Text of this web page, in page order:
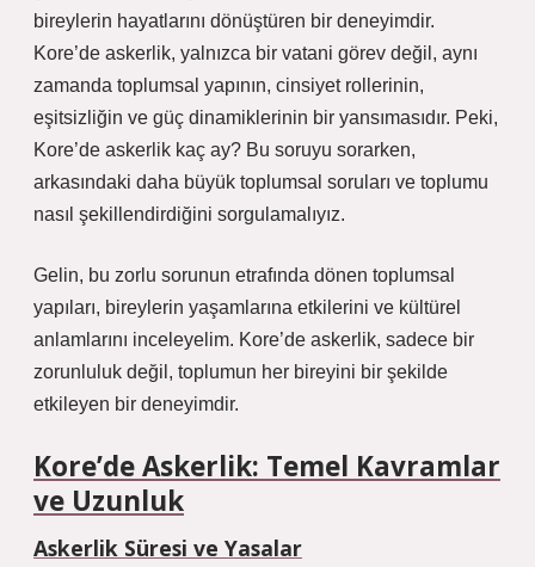
bireylerin hayatlarını dönüştüren bir deneyimdir.
Kore’de askerlik, yalnızca bir vatani görev değil, aynı
zamanda toplumsal yapının, cinsiyet rollerinin,
eşitsizliğin ve güç dinamiklerinin bir yansımasıdır. Peki,
Kore’de askerlik kaç ay? Bu soruyu sorarken,
arkasındaki daha büyük toplumsal soruları ve toplumu
nasıl şekillendirdiğini sorgulamalıyız.
Gelin, bu zorlu sorunun etrafında dönen toplumsal
yapıları, bireylerin yaşamlarına etkilerini ve kültürel
anlamlarını inceleyelim. Kore’de askerlik, sadece bir
zorunluluk değil, toplumun her bireyini bir şekilde
etkileyen bir deneyimdir.
Kore’de Askerlik: Temel Kavramlar
ve Uzunluk
Askerlik Süresi ve Yasalar